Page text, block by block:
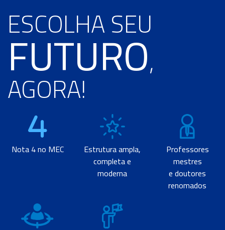
ESCOLHA SEU
FUTURO,
AGORA!
Nota 4 no MEC
Estrutura ampla,
completa e
moderna
Professores
mestres
e doutores
renomados